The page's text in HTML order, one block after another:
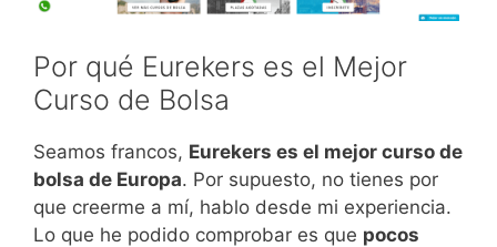
Por qué Eurekers es el Mejor
Curso de Bolsa
Seamos francos, Eurekers es el mejor curso de
bolsa de Europa. Por supuesto, no tienes por
que creerme a mí, hablo desde mi experiencia.
Lo que he podido comprobar es que pocos